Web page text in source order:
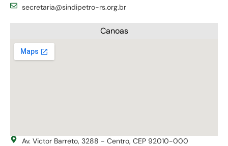
secretaria@sindipetro-rs.org.br
Canoas
Av. Victor Barreto, 3288 - Centro, CEP 92010-000